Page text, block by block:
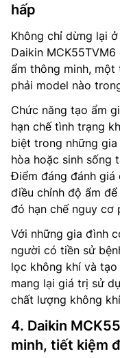
hấp
Không chỉ dừng lại
Daikin
ẩm thông minh,
phải model nào
Chức năng tạo ẩm
hạn chế tình trạng
biệt trong những
hòa hoặc sinh sống
Điểm đáng đánh giá
điều chỉnh độ ẩm
đó hạn chế nguy cơ
Với những gia đình
người có tiền sử
lọc không khí và
mang lại giá trị sử
chất lượng không
4. Daikin
minh, tiết kiệm